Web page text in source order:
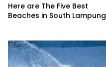
Here are The Five Best
Beaches in South Lampung